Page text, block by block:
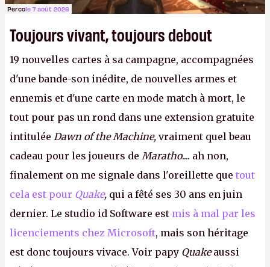
Percole 7 août 2026
Toujours vivant, toujours debout
19 nouvelles cartes à sa campagne, accompagnées
d'une bande-son inédite, de nouvelles armes et
ennemis et d'une carte en mode match à mort, le
tout pour pas un rond dans une extension gratuite
intitulée Dawn of the Machine, vraiment quel beau
cadeau pour les joueurs de Maratho.... ah non,
finalement on me signale dans l'oreillette que tout
cela est pour Quake, qui a fêté ses 30 ans en juin
dernier. Le studio id Software est mis à mal par les
licenciements chez Microsoft, mais son héritage
est donc toujours vivace. Voir papy Quakeaussi